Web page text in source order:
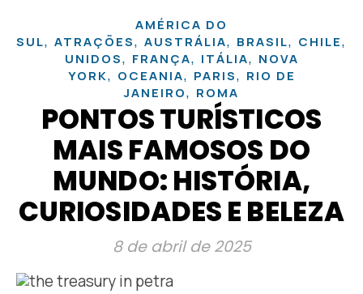
AMÉRICA DO
SUL, ATRAÇÕES, AUSTRÁLIA, BRASIL, CHILE,
UNIDOS, FRANÇA, ITÁLIA, NOVA
YORK, OCEANIA, PARIS, RIO DE
JANEIRO, ROMA
PONTOS TURÍSTICOS
MAIS FAMOSOS DO
MUNDO: HISTÓRIA,
CURIOSIDADES E BELEZA
8 de abril de 2025